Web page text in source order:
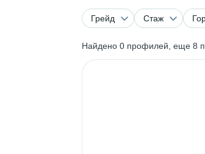
Грейд Стаж
Найдено 0 профилей, еще 8